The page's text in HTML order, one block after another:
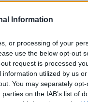
Information
or processing of your
use the below opt-out
request is processed
utilized by us
You may separately
on the IAB’s list of
avea probleme
a afirmat